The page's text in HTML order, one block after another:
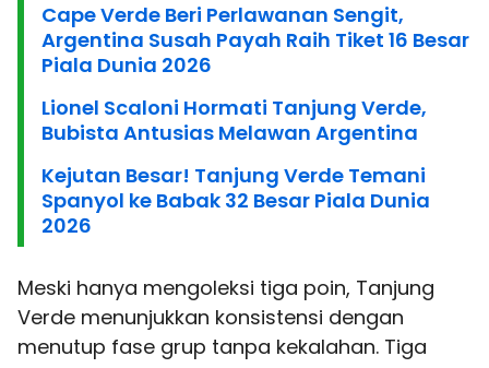
Cape Verde Beri Perlawanan Sengit,
Argentina Susah Payah Raih Tiket 16 Besar
Piala Dunia 2026
Lionel Scaloni Hormati Tanjung Verde,
Bubista Antusias Melawan Argentina
Kejutan Besar! Tanjung Verde Temani
Spanyol ke Babak 32 Besar Piala Dunia
2026
Meski hanya mengoleksi tiga poin, Tanjung
Verde menunjukkan konsistensi dengan
menutup fase grup tanpa kekalahan. Tiga